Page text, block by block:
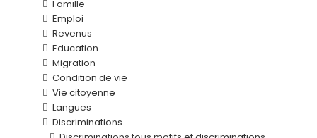
Famille
Emploi
Revenus
Education
Migration
Condition de vie
Vie citoyenne
Langues
Discriminations